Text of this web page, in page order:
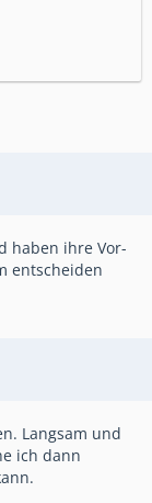
haben ihre Vor-
entscheiden
Langsam und
ich dann